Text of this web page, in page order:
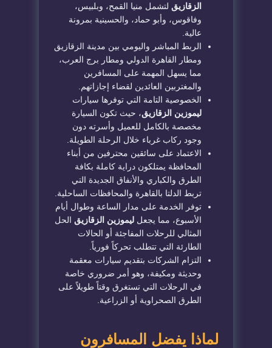
الزقازيق لتشمل منيا القمح، وبلبيس،
وفاقوس، وأبو حماد، والحسينية بمرونة
عالية.
​الربط المباشر واليومي بين مدينة الزقازيق
ومطار القاهرة الدولي ومطار برج العرب،
مما يسهل المهمة على المسافرين
والمغتربين العائدين لقضاء إجازاتهم.
​الخصوصية التامة التي توفرها سيارات
ليموزين الزقازيق، حيث تكون السيارة
مخصصة بالكامل للعميل وأسرته دون
وجود ركاب غرباء خلال الرحلة الطويلة.
​الاعتماد على سائقين محترفين من أبناء
المحافظة يمتلكون دراية كاملة بكافة
الطرق والكباري والأنفاق الجديدة التي
تربط الدلتا بالقاهرة والمحافظات الساحلية.
​توفر الخدمة على مدار الساعة وطوال أيام
الأسبوع، مما يجعل ليموزين الزقازيق الحل
المثالي للرحلات المفاجئة أو الحالات
الطارئة التي تتطلب تحركاً فورياً.
​التزام الشركات بتقديم سيارات معقمة
وحديثة ومكيفة، وهو أمر ضروري خاصة
في الرحلات التي تستغرق وقتاً طويلاً على
الطرق الصحراوية أو الزراعية.
​لماذا يفضل المسافرون